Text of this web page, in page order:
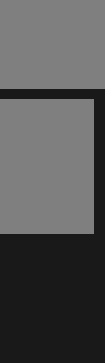
ventana)
ventana)